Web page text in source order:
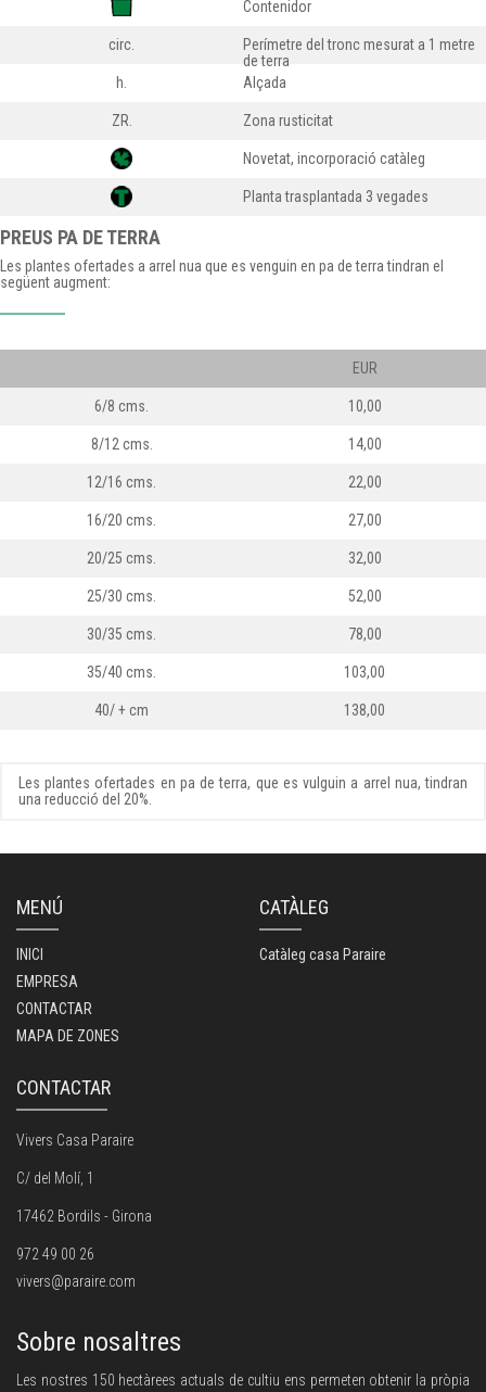
Contenidor
circ.
Perímetre del tronc mesurat a 1 metre
de terra
h.
Alçada
ZR. Zona rusticitat
Novetat, incorporació catàleg
Planta trasplantada 3 vegades
PREUS PA DE TERRA
Les plantes ofertades a arrel nua que es venguin en pa de terra tindran el
següent augment:
EUR
6/8 cms. 10,00
8/12 cms. 14,00
12/16 cms. 22,00
16/20 cms. 27,00
20/25 cms. 32,00
25/30 cms. 52,00
30/35 cms. 78,00
35/40 cms. 103,00
40/ + cm 138,00
Les plantes ofertades en pa de terra, que es vulguin a arrel nua, tindran
una reducció del 20%.
MENÚ
INICI
EMPRESA
CONTACTAR
MAPA DE ZONES
CATÀLEG
Catàleg casa Paraire
CONTACTAR
Vivers Casa Paraire
C/ del Molí, 1
17462 Bordils - Girona
972 49 00 26
vivers@paraire.com
Sobre nosaltres
Les nostres 150 hectàrees actuals de cultiu ens permeten obtenir la pròpia